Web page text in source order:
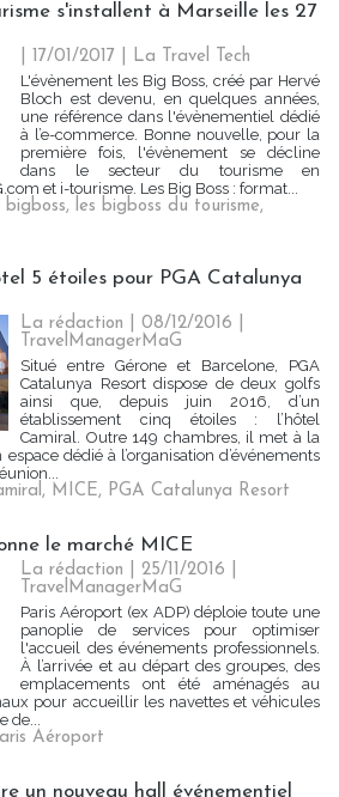
s'installent à Marseille les 27
| 17/01/2017
La Travel Tech
L'évènement les Big Boss, créé par Hervé
Bloch est devenu, en quelques années,
une référence dans l'évènementiel dédié
à l’e-commerce. Bonne nouvelle, pour la
première fois, l'évènement se décline
dans le secteur du tourisme en
et i-tourisme. Les Big Boss : format...
bigboss, les bigboss du tourisme,
5 étoiles pour PGA Catalunya
La rédaction | 08/12/2016
TravelManagerMaG
Situé entre Gérone et Barcelone, PGA
Catalunya Resort dispose de deux golfs
ainsi que, depuis juin 2016, d’un
établissement cinq étoiles : l’hôtel
Camiral. Outre 149 chambres, il met à la
dédié à l’organisation d’événements
, MICE, PGA Catalunya Resort
le marché MICE
La rédaction | 25/11/2016
TravelManagerMaG
Paris Aéroport (ex ADP) déploie toute une
panoplie de services pour optimiser
l'accueil des événements professionnels.
À l’arrivée et au départ des groupes, des
emplacements ont été aménagés au
pour accueillir les navettes et véhicules
de...
Aéroport
un nouveau hall événementiel